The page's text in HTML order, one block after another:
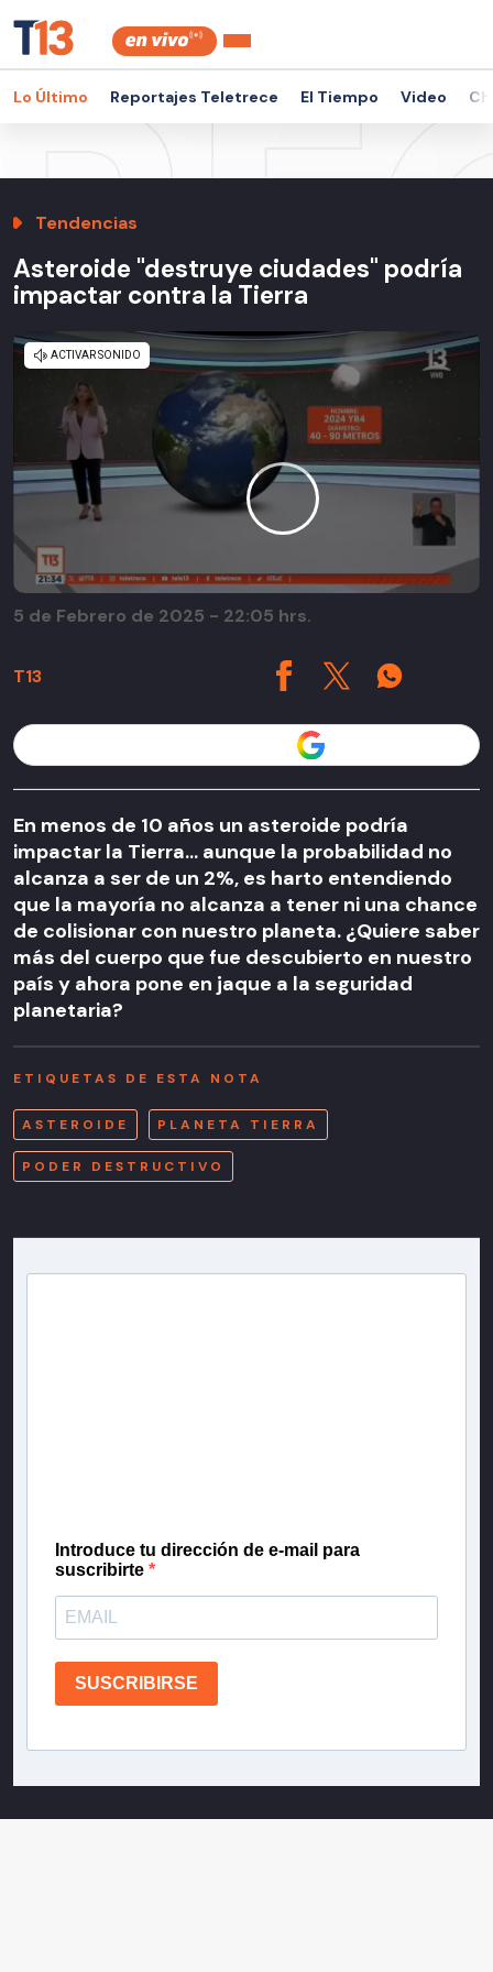
Lo Último Reportajes Teletrece El Tiempo Video
Tendencias
Asteroide "destruye ciudades" podría
impactar contra la Tierra
T13
5 de Febrero de 2025 - 22:05 hrs.
En menos de 10 años un asteroide podría
impactar la Tierra... aunque la probabilidad no
alcanza a ser de un 2%, es harto entendiendo
que la mayoría no alcanza a tener ni una chance
de colisionar con nuestro planeta. ¿Quiere saber
más del cuerpo que fue descubierto en nuestro
país y ahora pone en jaque a la seguridad
planetaria?
ETIQUETAS DE ESTA NOTA
ASTEROIDE PLANETA TIERRA
PODER DESTRUCTIVO
Introduce tu dirección de e-mail para
suscribirte
SUSCRIBIRSE